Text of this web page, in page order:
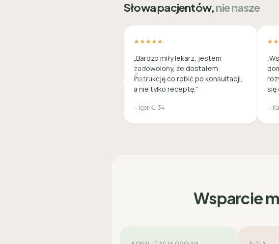
Słowa pacjentów,nie nasze
★★★★★
„Bardzo miły lekarz, jestem
zadowolony, że dostałem
instrukcję co robić po konsultacji,
a nie tylko receptę."
— Igor K., 34
się
—
Wsparcie